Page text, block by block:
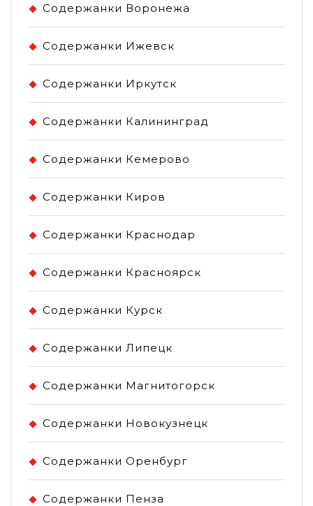
Содержанки Воронежа
Содержанки Ижевск
Содержанки Иркутск
Содержанки Калининград
Содержанки Кемерово
Содержанки Киров
Содержанки Краснодар
Содержанки Красноярск
Содержанки Курск
Содержанки Липецк
Содержанки Магнитогорск
Содержанки Новокузнецк
Содержанки Оренбург
Содержанки Пенза